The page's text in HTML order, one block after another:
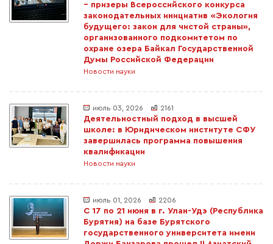
– призеры Всероссийского конкурса
законодательных инициатив «Экология
будущего: закон для чистой страны»,
организованного подкомитетом по
охране озера Байкал Государственной
Думы Российской Федерации
Новости науки
июль 03, 2026 2161
Деятельностный подход в высшей
школе: в Юридическом институте СФУ
завершилась программа повышения
квалификации
Новости науки
июль 01, 2026 2206
С 17 по 21 июня в г. Улан-Удэ (Республика
Бурятия) на базе Бурятского
государственного университета имени